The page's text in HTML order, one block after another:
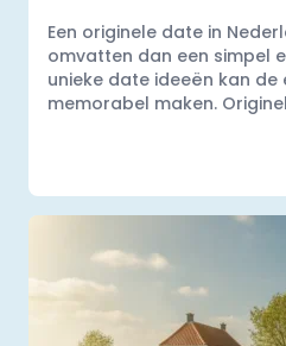
Een originele date in
omvatten dan een simpel
unieke date ideeën kan
memorabel maken.